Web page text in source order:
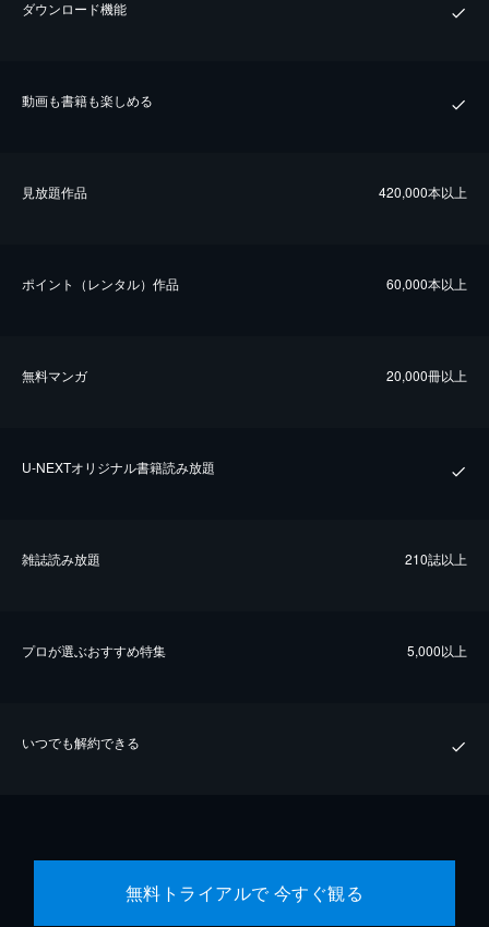
ダウンロード機能
動画も書籍も楽しめる
⾒放題作品 420,000本以上
ポイント（レンタル）作品 60,000本以上
無料マンガ 20,000冊以上
U-NEXTオリジナル書籍読み放題
雑誌読み放題 210誌以上
プロが選ぶおすすめ特集 5,000以上
いつでも解約できる
無料トライアルで 今すぐ観る